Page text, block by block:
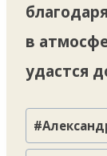
в
удастся
Метки
записи:
#